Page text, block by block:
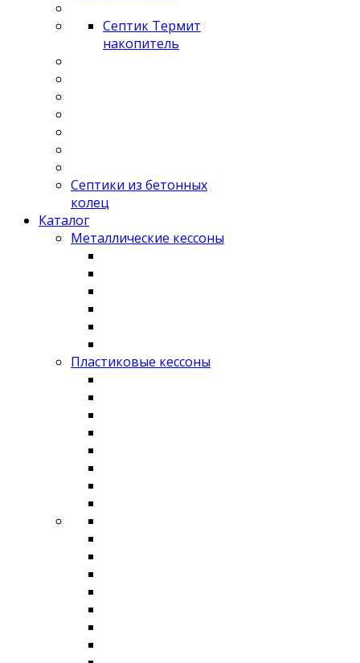
Септик Термит
накопитель
Септики из бетонных
колец
Каталог
Металлические кессоны
Пластиковые кессоны